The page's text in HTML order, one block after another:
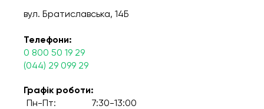
вул. Братиславська, 14Б
Телефони:
0 800 50 19 29
(044) 29 099 29
Графік роботи:
Пн-Пт:
7:30-13:00